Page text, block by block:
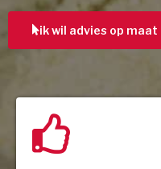
ik wil advies op maat